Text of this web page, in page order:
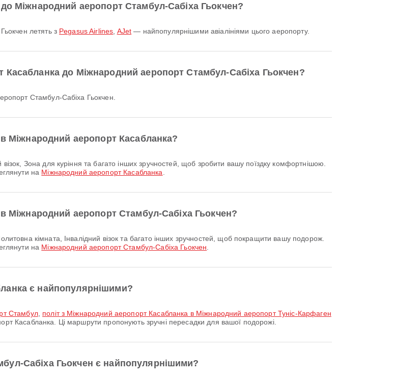
Міжнародний аеропорт Стамбул-Сабіха Гьокчен?
летять з Pegasus Airlines AJet — найпопулярнішими авіалініями цього аеропорту.
Касабланка до Міжнародний аеропорт Стамбул-Сабіха Гьокчен?
Стамбул-Сабіха Гьокчен.
в Міжнародний аеропорт Касабланка?
на Міжнародний аеропорт Касабланка
в Міжнародний аеропорт Стамбул-Сабіха Гьокчен?
на Міжнародний аеропорт Стамбул-Сабіха Гьокчен
є найпопулярнішими?
Стамбул, політ з Міжнародний аеропорт Касабланка в Міжнародний аеропорт Туніс-Карфаген
Касабланка. Ці маршрути пропонують зручні пересадки для вашої подорожі.
Сабіха Гьокчен є найпопулярнішими?